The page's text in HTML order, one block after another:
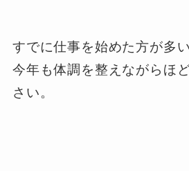
すでに仕事を始めた方が多
今年も体調を整えながらほ
さい。